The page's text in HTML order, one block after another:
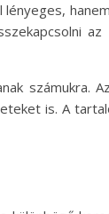
számukra.
is. A